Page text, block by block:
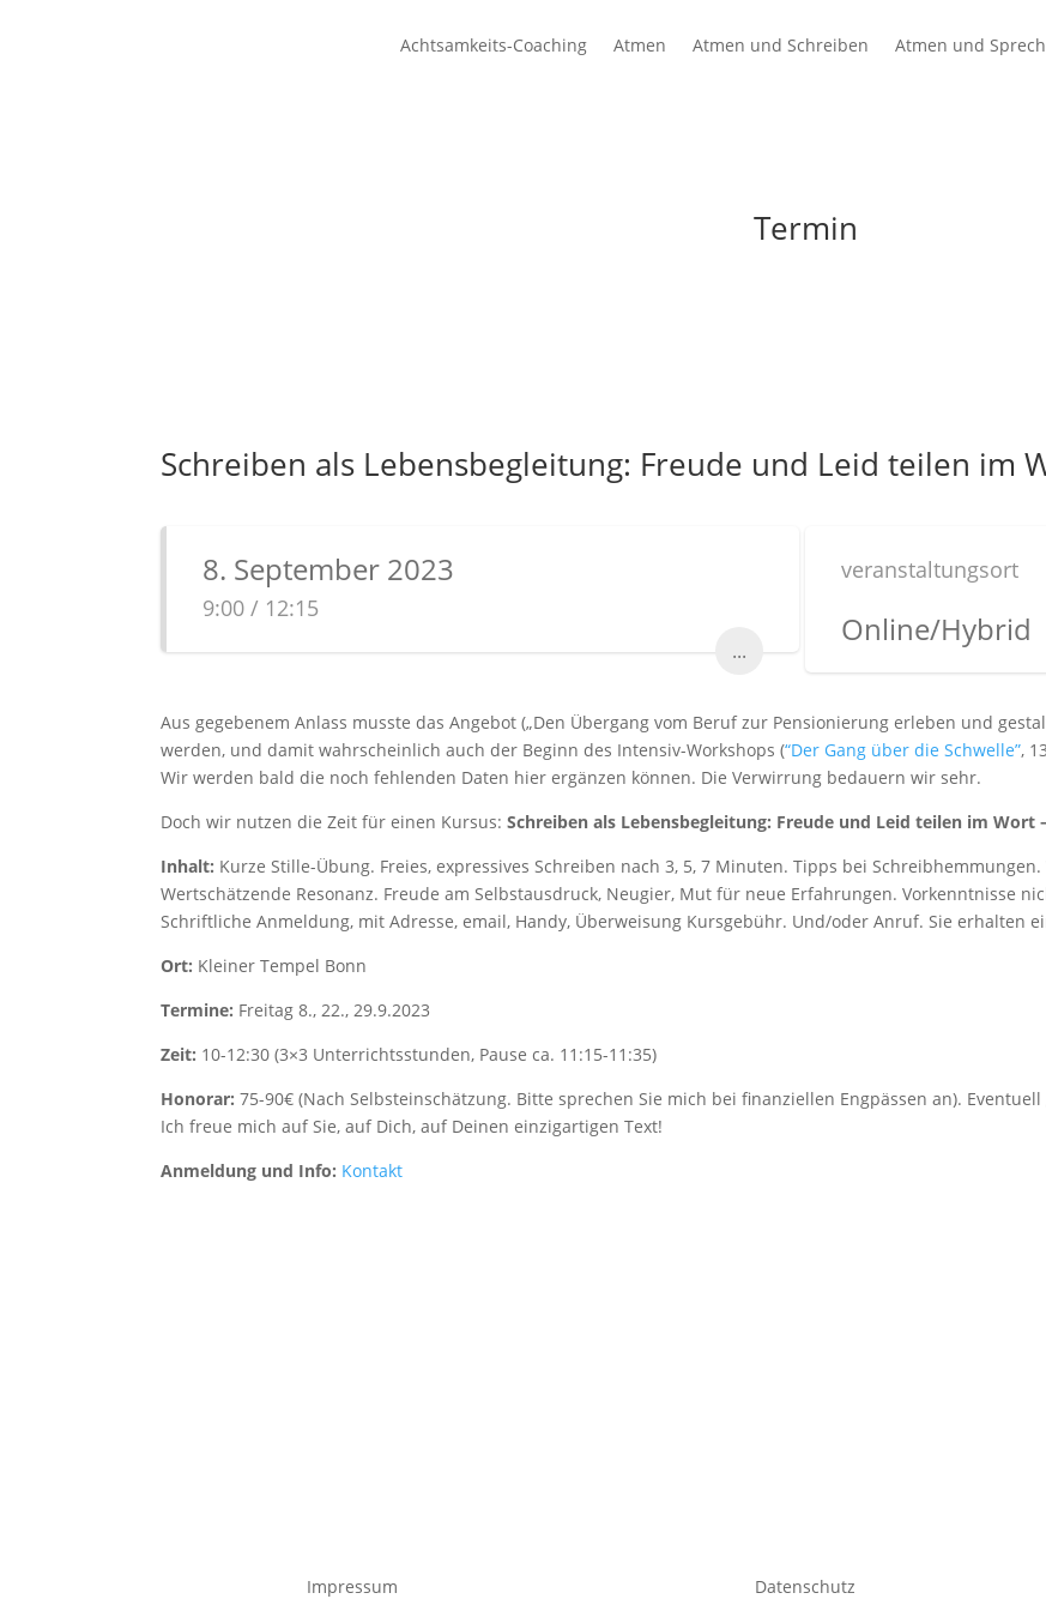
Achtsamkeits-Coaching Atmen Atmen und Schreiben Atmen und
Termin
Schreiben als Lebensbegleitung: Freude und Leid teilen im
8. September 2023
9:00 / 12:15
...
veranstaltungsort
Online/Hybrid
Aus gegebenem Anlass musste das Angebot („Den Übergang vom Beruf zur Pensionierung erleben und
werden, und damit wahrscheinlich auch der Beginn des Intensiv-Workshops (“Der Gang über die Schwelle”,
Wir werden bald die noch fehlenden Daten hier ergänzen können. Die Verwirrung bedauern wir sehr.
Doch wir nutzen die Zeit für einen Kursus: Schreiben als Lebensbegleitung: Freude und Leid teilen im Wort
Inhalt: Kurze Stille-Übung. Freies, expressives Schreiben nach 3, 5, 7 Minuten. Tipps bei
Wertschätzende Resonanz. Freude am Selbstausdruck, Neugier, Mut für neue Erfahrungen. Vorkenntnisse
Schriftliche Anmeldung, mit Adresse, email, Handy, Überweisung Kursgebühr. Und/oder Anruf. Sie erhalten
Ort: Kleiner Tempel Bonn
Termine: Freitag 8., 22., 29.9.2023
Zeit: 10-12:30 (3×3 Unterrichtsstunden, Pause ca. 11:15-11:35)
Honorar: 75-90€ (Nach Selbsteinschätzung. Bitte sprechen Sie mich bei finanziellen Engpässen an).
Ich freue mich auf Sie, auf Dich, auf Deinen einzigartigen Text!
Anmeldung und Info: Kontakt
Impressum Datenschutz